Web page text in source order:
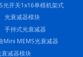
光开关1x16单模机架式
光衰减器模块
手持式光衰减器
Mini MEMS光衰减器
减器模块